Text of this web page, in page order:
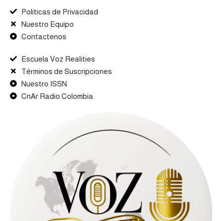
Politicas de Privacidad
Nuestro Equipo
Contactenos
Escuela Voz Realities
Términos de Suscripciones
Nuestro ISSN
CnAr Radio Colombia